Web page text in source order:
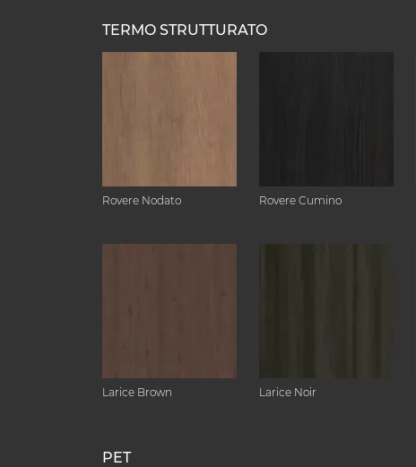
TERMO STRUTTURATO
Rovere Nodato Rovere Cumino
Larice Brown Larice Noir
PET